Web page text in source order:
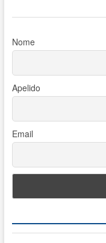
Nome
Apelido
Email